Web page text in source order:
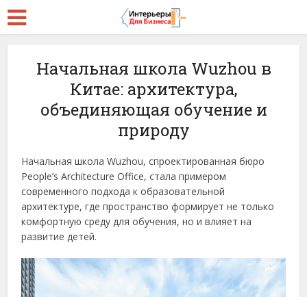
Начальная школа Wuzhou в
Китае: архитектура,
объединяющая обучение и
природу
Начальная школа Wuzhou, спроектированная бюро
People’s Architecture Office, стала примером
современного подхода к образовательной
архитектуре, где пространство формирует не только
комфортную среду для обучения, но и влияет на
развитие детей.